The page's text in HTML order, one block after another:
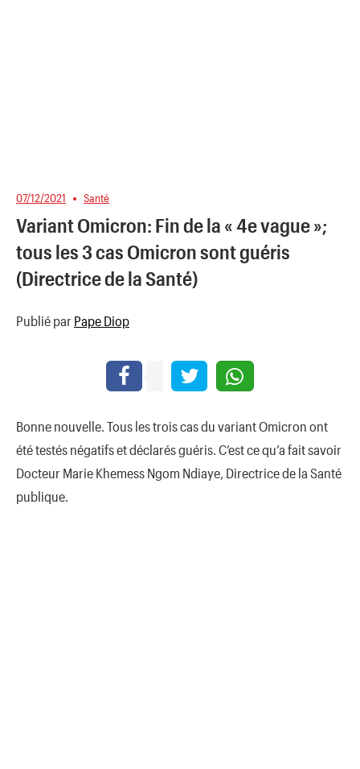
07/12/2021 Santé
Variant Omicron: Fin de la « 4e vague »;
tous les 3 cas Omicron sont guéris
(Directrice de la Santé)
Publié par Pape Diop
Bonne nouvelle. Tous les trois cas du variant Omicron ont
été testés négatifs et déclarés guéris. C’est ce qu’a fait savoir
Docteur Marie Khemess Ngom Ndiaye, Directrice de la Santé
publique.